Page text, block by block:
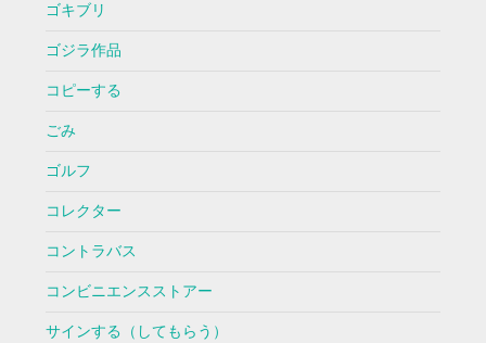
ゴキブリ
ゴジラ作品
コピーする
ごみ
ゴルフ
コレクター
コントラバス
コンビニエンスストアー
サインする（してもらう）